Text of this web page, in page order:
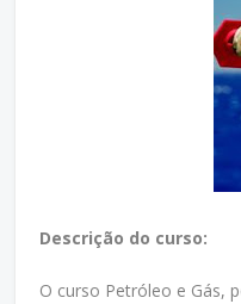
Descrição do curso:
O curso Petróleo e Gás,